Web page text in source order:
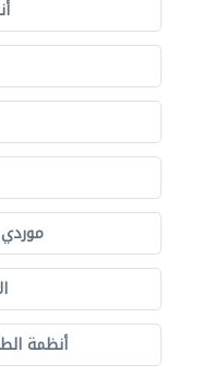
أنظمة